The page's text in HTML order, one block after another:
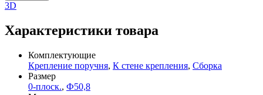
3D
Характеристики товара
Комплектующие
Крепление поручня, К стене крепления, Сборка
Размер
0-плоск., Ф50,8